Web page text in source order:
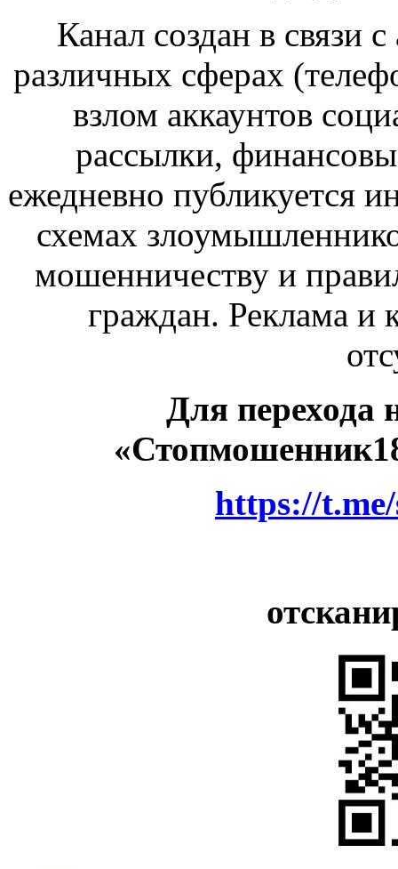
Канал создан в связи
различных сферах
взлом аккаунтов
рассылки,
ежедневно публикуется
схемах
мошенничеству и
граждан. Реклама и
Для перехода
https://